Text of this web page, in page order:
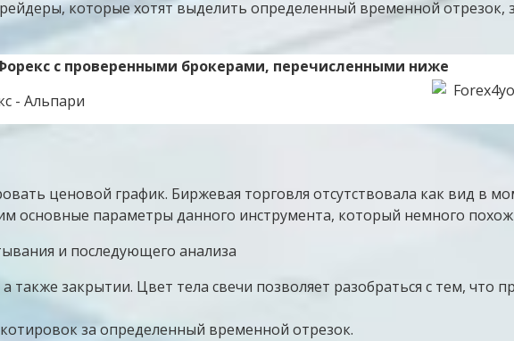
которые хотят выделить определенный временной отрезок,
с проверенными брокерами, перечисленными ниже
ценовой график. Биржевая торговля отсутствовала как вид в
основные параметры данного инструмента, который немного
закрытии. Цвет тела свечи позволяет разобраться с тем, что
за определенный временной отрезок.